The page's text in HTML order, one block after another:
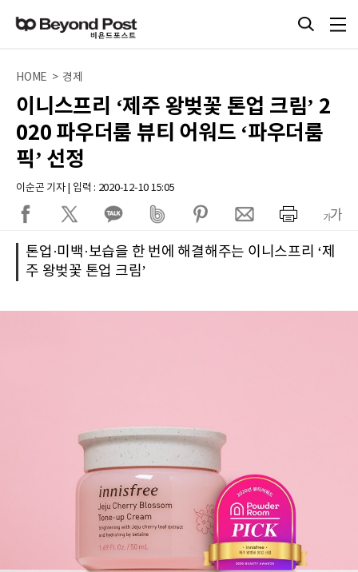
HOME > 경제
이니스프리 ‘제주 왕벚꽃 톤업 크림’ 2
020 파우더룸 뷰티 어워드 ‘파우더룸
픽’ 선정
이순곤 기자 | 입력 : 2020-12-10 15:05
톤업·미백·보습을 한 번에 해결해주는 이니스프리 ‘제
주 왕벚꽃 톤업 크림’